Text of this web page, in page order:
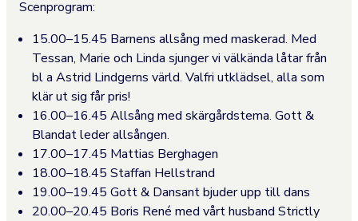
Scenprogram:
15.00–15.45 Barnens allsång med maskerad. Med
Tessan, Marie och Linda sjunger vi välkända låtar från
bl a Astrid Lindgerns värld. Valfri utklädsel, alla som
klär ut sig får pris!
16.00–16.45 Allsång med skärgårdstema. Gott &
Blandat leder allsången.
17.00–17.45 Mattias Berghagen
18.00–18.45 Staffan Hellstrand
19.00–19.45 Gott & Dansant bjuder upp till dans
20.00–20.45 Boris René med vårt husband Strictly